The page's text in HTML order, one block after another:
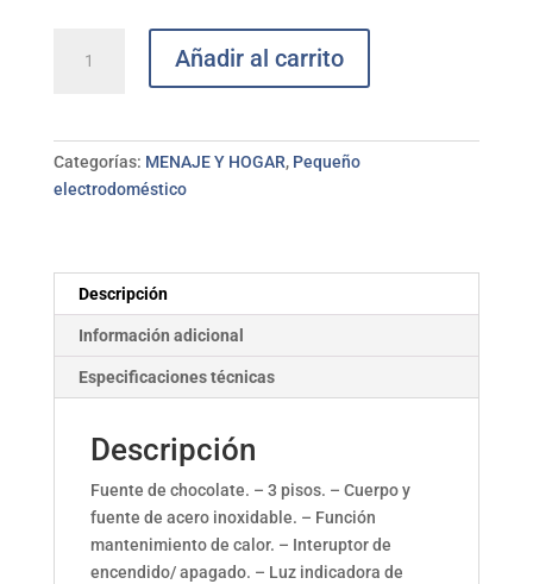
chocolate
cantidad
Añadir al carrito
Categorías: MENAJE Y HOGAR, Pequeño
electrodoméstico
Descripción
Información adicional
Especificaciones técnicas
Descripción
Fuente de chocolate. – 3 pisos. – Cuerpo y
fuente de acero inoxidable. – Función
mantenimiento de calor. – Interuptor de
encendido/ apagado. – Luz indicadora de